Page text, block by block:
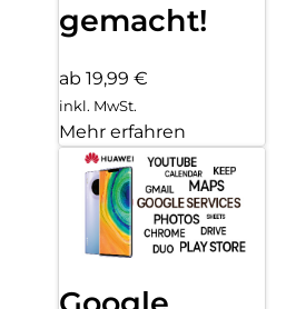
gemacht!
ab 19,99 €
inkl. MwSt.
Mehr erfahren